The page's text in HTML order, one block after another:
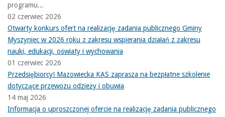
programu...
02 czerwiec 2026
Otwarty konkurs ofert na realizację zadania publicznego Gminy
Myszyniec w 2026 roku z zakresu wspierania działań z zakresu
nauki, edukacji, oświaty i wychowania
01 czerwiec 2026
Przedsiębiorcy! Mazowiecka KAS zaprasza na bezpłatne szkolenie
dotyczące przewozu odzieży i obuwia
14 maj 2026
Informacja o uproszczonej ofercie na realizację zadania publicznego